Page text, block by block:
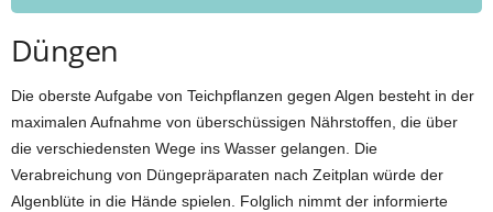
Düngen
Die oberste Aufgabe von Teichpflanzen gegen Algen besteht in der
maximalen Aufnahme von überschüssigen Nährstoffen, die über
die verschiedensten Wege ins Wasser gelangen. Die
Verabreichung von Düngepräparaten nach Zeitplan würde der
Algenblüte in die Hände spielen. Folglich nimmt der informierte